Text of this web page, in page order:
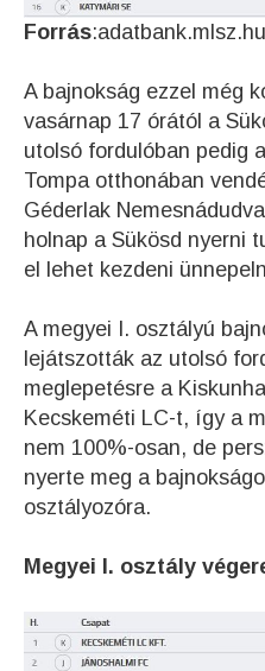
Forrás:adatbank.mlsz.hu
A bajnokság ezzel még
vasárnap 17 órától a
utolsó fordulóban pedig
Tompa otthonában
Géderlak
holnap a Sükösd nyerni
el lehet kezdeni
A megyei I. osztályú
lejátszották az utolsó
meglepetésre a
Kecskeméti LC-t, így a
nem 100%-osan, de
nyerte meg a
osztályozóra.
Megyei I. osztály